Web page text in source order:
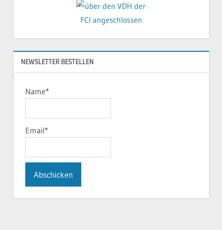
NEWSLETTER BESTELLEN
Name*
Email*